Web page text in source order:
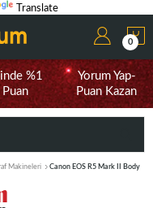
Translate
0
%1
Puan
Yorum Yap-
Puan Kazan
Makineleri Canon EOS R5 Mark II Body